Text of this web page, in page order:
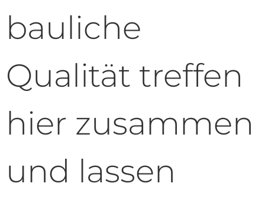
bauliche
Qualität treffen
hier zusammen
und lassen